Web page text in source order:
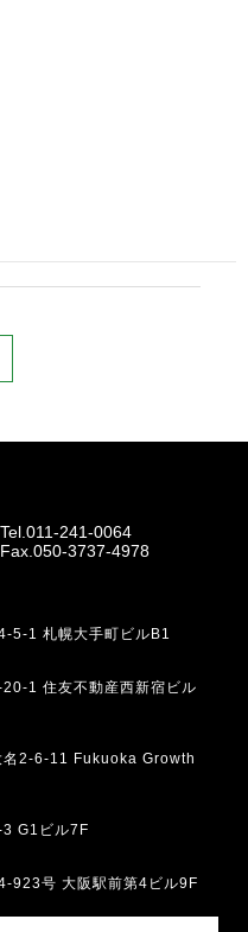
Tel. 011-241-0064
Fax.050-3737-4978
5-1 札幌大手町ビルB1
1 住友不動産西新宿ビル
2-6-11 Fukuoka Growth
G1ビル7F
号 大阪駅前第4ビル9F